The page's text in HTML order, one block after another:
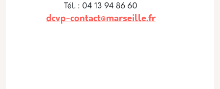
Tél. : 04 13 94 86 60
dcvp-contact@marseille.fr